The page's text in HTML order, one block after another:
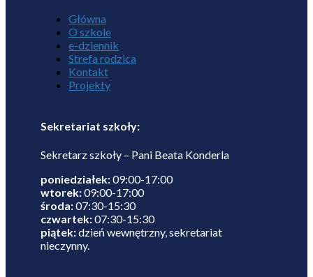
Główna
O szkole
e-dziennik
Strefa rodzica
Kontakt
Projekty
Sekretariat szkoły:
Sekretarz szkoły – Pani Beata Konderla
poniedziałek:09:00-17:00
wtorek:09:00-17:00
środa:07:30-15:30
czwartek:07:30-15:30
piątek:dzień wewnętrzny, sekretariat
nieczynny.